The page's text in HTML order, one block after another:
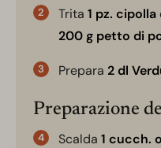
Trita 1 pz. cipolla
200 g petto di
Prepara 2 dl
Preparazione
Scalda 1 cucch.